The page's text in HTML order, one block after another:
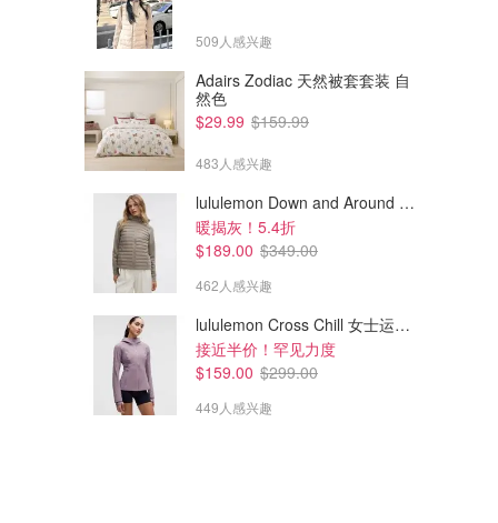
509人感兴趣
Adairs Zodiac 天然被套套装 自
然色
$29.99 $159.99
483人感兴趣
lululemon Down and Around 羽绒夹克
暖揭灰！5.4折
$189.00 $349.00
462人感兴趣
lululemon Cross Chill 女士运动外套
接近半价！罕见力度
$159.00 $299.00
449人感兴趣